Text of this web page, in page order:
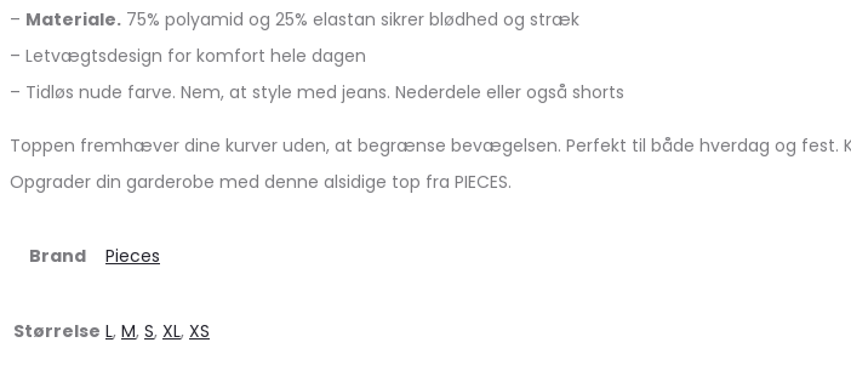
– Materiale. 75% polyamid og 25% elastan sikrer blødhed og stræk
– Letvægtsdesign for komfort hele dagen
– Tidløs nude farve. Nem, at style med jeans. Nederdele eller også shorts
Toppen fremhæver dine kurver uden, at begrænse bevægelsen. Perfekt til både hverdag og fest.
Opgrader din garderobe med denne alsidige top fra PIECES.
Brand Pieces
Størrelse L, M, S, XL, XS